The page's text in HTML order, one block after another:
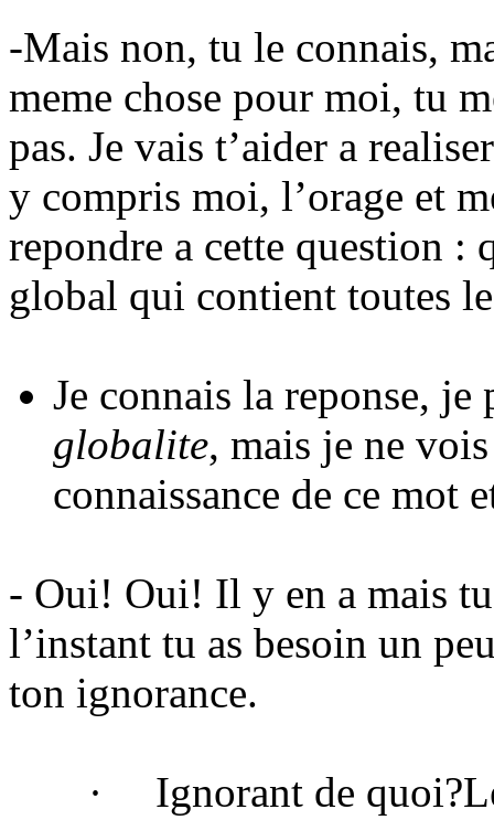
-Mais non, tu le connais,
meme chose pour moi, tu
pas. Je vais t’aider a
y compris moi, l’orage et
repondre a cette question :
global qui contient toutes
Je connais la reponse,
globalite, mais je ne
connaissance de ce mot
- Oui! Oui! Il y en a mais
l’instant tu as besoin un
ton ignorance.
· Ignorant de quoi